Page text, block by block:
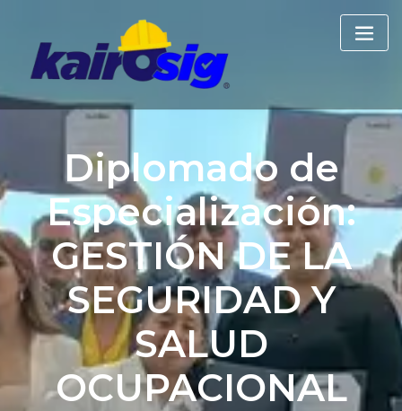
content
Diplomado de
Especialización:
GESTIÓN DE LA
SEGURIDAD Y
SALUD
OCUPACIONAL